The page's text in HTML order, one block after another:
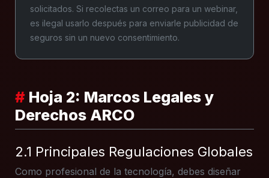
solicitados. Si recolectas un correo para un webinar,
es ilegal usarlo después para enviarle publicidad de
seguros sin un nuevo consentimiento.
# Hoja 2: Marcos Legales y
Derechos ARCO
2.1 Principales Regulaciones Globales
Como profesional de la tecnología, debes diseñar